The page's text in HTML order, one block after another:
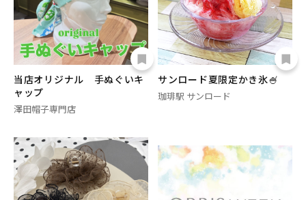
当店オリジナル 手ぬぐいキ
ャップ
澤田帽子専門店
サンロード夏限定かき氷🍧
珈琲駅 サンロード